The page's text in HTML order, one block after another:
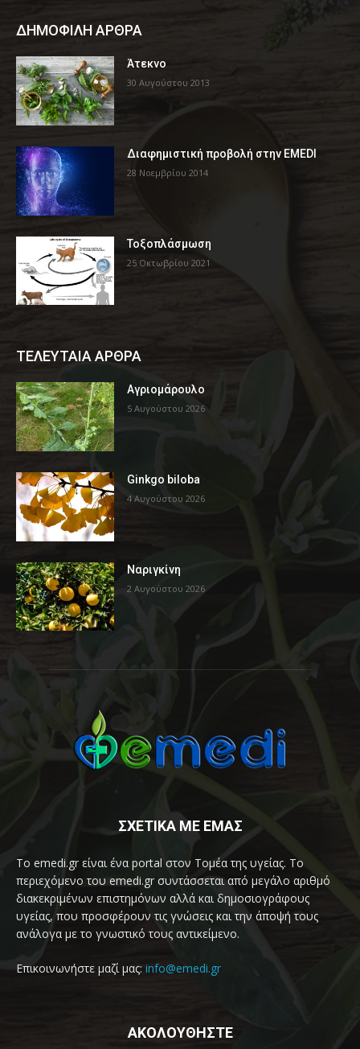
ΔΗΜΟΦΙΛΗ ΑΡΘΡΑ
Άτεκνο
30 Αυγούστου 2013
Διαφημιστική προβολή στην EMEDI
28 Νοεμβρίου 2014
Τοξοπλάσμωση
25 Οκτωβρίου 2021
ΤΕΛΕΥΤΑΙΑ ΑΡΘΡΑ
Αγριομάρουλο
5 Αυγούστου 2026
Ginkgo biloba
4 Αυγούστου 2026
Ναριγκίνη
2 Αυγούστου 2026
ΣΧΕΤΙΚΑ ΜΕ ΕΜΑΣ
Το emedi.gr είναι ένα portal στον Τομέα της υγείας. Το
περιεχόμενο του emedi.gr συντάσσεται από μεγάλο αριθμό
διακεκριμένων επιστημόνων αλλά και δημοσιογράφους
υγείας, που προσφέρουν τις γνώσεις και την άποψή τους
ανάλογα με το γνωστικό τους αντικείμενο.
Επικοινωνήστε μαζί μας: info@emedi.gr
ΑΚΟΛΟΥΘΗΣΤΕ